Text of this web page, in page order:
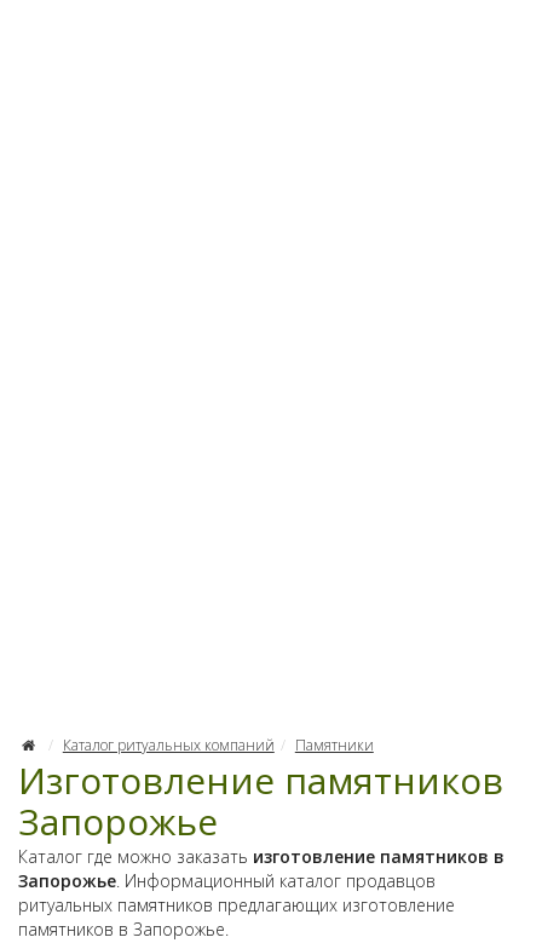
Каталог ритуальных компаний Памятники
Изготовление памятников
Запорожье
Каталог где можно заказать изготовление памятников в
Запорожье. Информационный каталог продавцов
ритуальных памятников предлагающих изготовление
памятников в Запорожье.